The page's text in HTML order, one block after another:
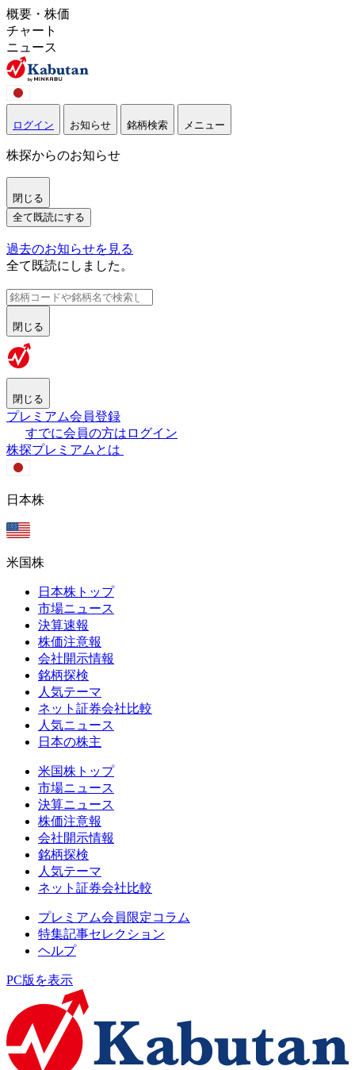
概要・株価
チャート
ニュース
ログイン お知らせ 銘柄検索 メニュー
株探からのお知らせ
閉じる
全て既読にする
過去のお知らせを見る
全て既読にしました。
閉じる
閉じる
プレミアム会員登録
すでに会員の方はログイン
株探プレミアムとは
日本株
米国株
日本株トップ
市場ニュース
決算速報
株価注意報
会社開示情報
銘柄探検
人気テーマ
ネット証券会社比較
人気ニュース
日本の株主
米国株トップ
市場ニュース
決算ニュース
株価注意報
会社開示情報
銘柄探検
人気テーマ
ネット証券会社比較
プレミアム会員限定コラム
特集記事セレクション
ヘルプ
PC版を表示